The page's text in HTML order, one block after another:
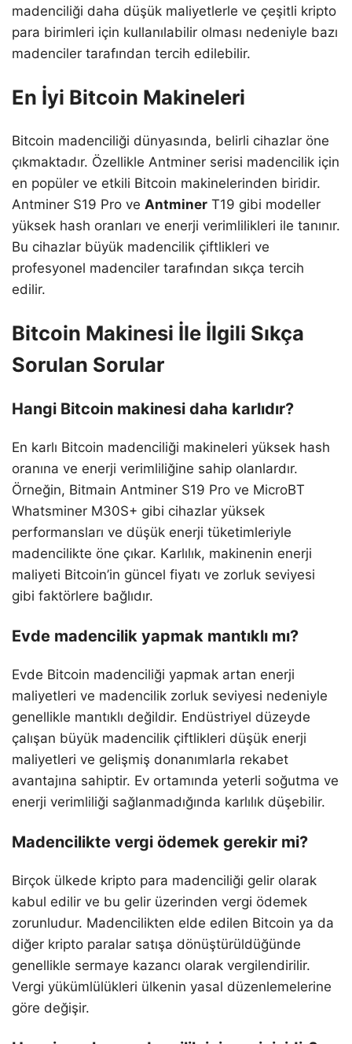
madenciliği daha düşük maliyetlerle ve çeşitli kripto
para birimleri için kullanılabilir olması nedeniyle bazı
madenciler tarafından tercih edilebilir.
En İyi Bitcoin Makineleri
Bitcoin madenciliği dünyasında, belirli cihazlar öne
çıkmaktadır. Özellikle Antminer serisi madencilik için
en popüler ve etkili Bitcoin makinelerinden biridir.
Antminer S19 Pro ve Antminer T19 gibi modeller
yüksek hash oranları ve enerji verimlilikleri ile tanınır.
Bu cihazlar büyük madencilik çiftlikleri ve
profesyonel madenciler tarafından sıkça tercih
edilir.
Bitcoin Makinesi İle İlgili Sıkça
Sorulan Sorular
Hangi Bitcoin makinesi daha karlıdır?
En karlı Bitcoin madenciliği makineleri yüksek hash
oranına ve enerji verimliliğine sahip olanlardır.
Örneğin, Bitmain Antminer S19 Pro ve MicroBT
Whatsminer M30S+ gibi cihazlar yüksek
performansları ve düşük enerji tüketimleriyle
madencilikte öne çıkar. Karlılık, makinenin enerji
maliyeti Bitcoin’in güncel fiyatı ve zorluk seviyesi
gibi faktörlere bağlıdır.
Evde madencilik yapmak mantıklı mı?
Evde Bitcoin madenciliği yapmak artan enerji
maliyetleri ve madencilik zorluk seviyesi nedeniyle
genellikle mantıklı değildir. Endüstriyel düzeyde
çalışan büyük madencilik çiftlikleri düşük enerji
maliyetleri ve gelişmiş donanımlarla rekabet
avantajına sahiptir. Ev ortamında yeterli soğutma ve
enerji verimliliği sağlanmadığında karlılık düşebilir.
Madencilikte vergi ödemek gerekir mi?
Birçok ülkede kripto para madenciliği gelir olarak
kabul edilir ve bu gelir üzerinden vergi ödemek
zorunludur. Madencilikten elde edilen Bitcoin ya da
diğer kripto paralar satışa dönüştürüldüğünde
genellikle sermaye kazancı olarak vergilendirilir.
Vergi yükümlülükleri ülkenin yasal düzenlemelerine
göre değişir.